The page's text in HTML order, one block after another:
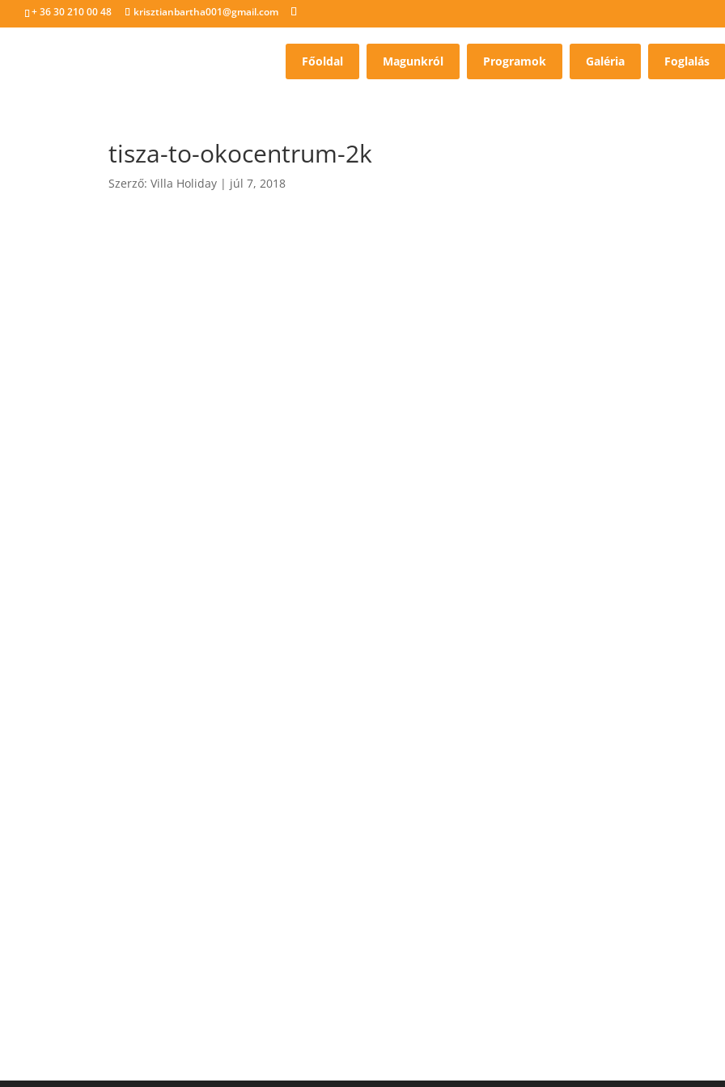
+ 36 30 210 00 48 krisztianbartha001@gmail.com
Főoldal Magunkról Programok Galéria Foglalás
tisza-to-okocentrum-2k
Szerző:Villa Holiday | júl 7, 2018